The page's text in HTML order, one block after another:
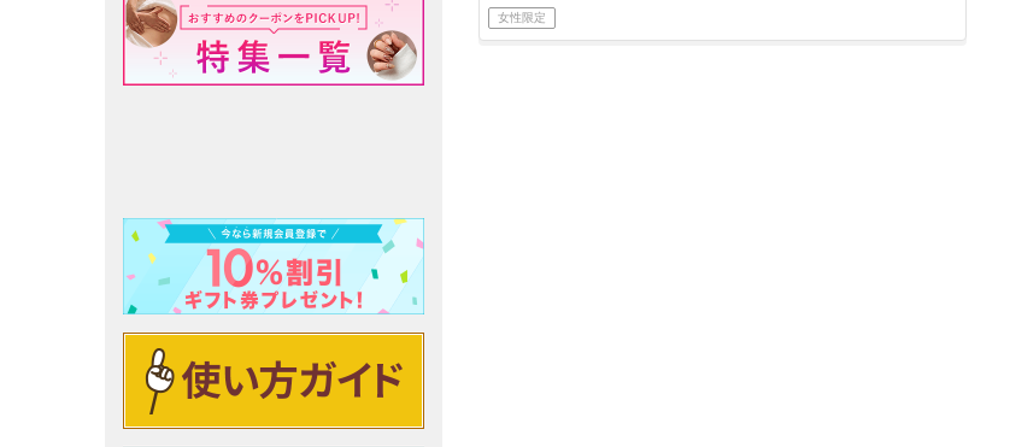
女性限定